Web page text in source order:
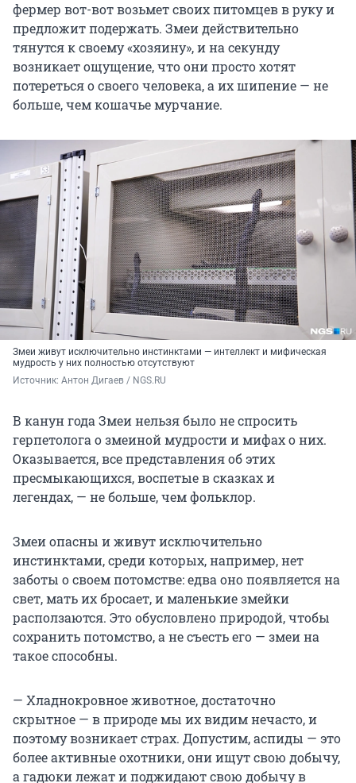
фермер вот-вот возьмет своих питомцев в руку и
предложит подержать. Змеи действительно
тянутся к своему «хозяину», и на секунду
возникает ощущение, что они просто хотят
потереться о своего человека, а их шипение — не
больше, чем кошачье мурчание.
Змеи живут исключительно инстинктами — интеллект и мифическая
мудрость у них полностью отсутствуют
Источник: Антон Дигаев / NGS.RU
В канун года Змеи нельзя было не спросить
герпетолога о змеиной мудрости и мифах о них.
Оказывается, все представления об этих
пресмыкающихся, воспетые в сказках и
легендах, — не больше, чем фольклор.
Змеи опасны и живут исключительно
инстинктами, среди которых, например, нет
заботы о своем потомстве: едва оно появляется на
свет, мать их бросает, и маленькие змейки
расползаются. Это обусловлено природой, чтобы
сохранить потомство, а не съесть его — змеи на
такое способны.
— Хладнокровное животное, достаточно
скрытное — в природе мы их видим нечасто, и
поэтому возникает страх. Допустим, аспиды — это
более активные охотники, они ищут свою добычу,
а гадюки лежат и поджидают свою добычу в